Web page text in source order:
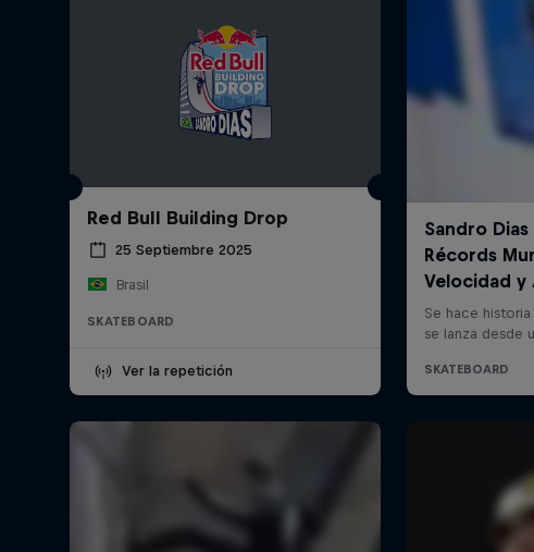
Red Bull Building Drop
25 Septiembre 2025
Brasil
SKATEBOARD
Ver la repetición